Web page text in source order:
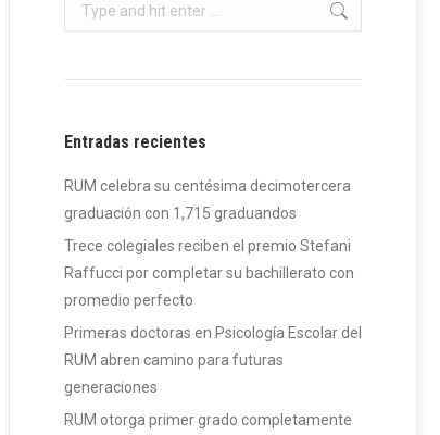
Entradas recientes
RUM celebra su centésima decimotercera
graduación con 1,715 graduandos
Trece colegiales reciben el premio Stefani
Raffucci por completar su bachillerato con
promedio perfecto
Primeras doctoras en Psicología Escolar del
RUM abren camino para futuras
generaciones
RUM otorga primer grado completamente